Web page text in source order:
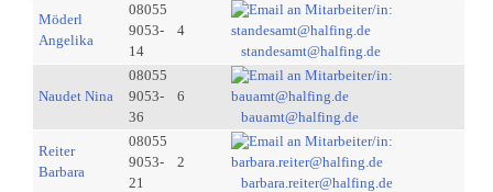
Möderl
Angelika
08055
9053-
14
4
standesamt@halfing.de
Naudet Nina
08055
9053-
36
6
bauamt@halfing.de
Reiter
Barbara
08055
9053-
21
2
barbara.reiter@halfing.de